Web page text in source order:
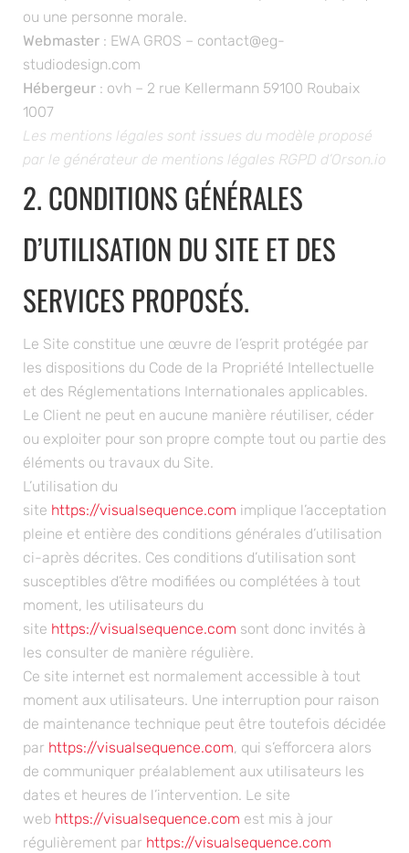
ou une personne morale.
Webmaster : EWA GROS – contact@eg-
studiodesign.com
Hébergeur : ovh – 2 rue Kellermann 59100 Roubaix
1007
Les mentions légales sont issues du modèle proposé
par le générateur de mentions légales RGPD d’Orson.io
2. CONDITIONS GÉNÉRALES
D’UTILISATION DU SITE ET DES
SERVICES PROPOSÉS.
Le Site constitue une œuvre de l’esprit protégée par
les dispositions du Code de la Propriété Intellectuelle
et des Réglementations Internationales applicables.
Le Client ne peut en aucune manière réutiliser, céder
ou exploiter pour son propre compte tout ou partie des
éléments ou travaux du Site.
L’utilisation du
site https://visualsequence.com implique l’acceptation
pleine et entière des conditions générales d’utilisation
ci-après décrites. Ces conditions d’utilisation sont
susceptibles d’être modifiées ou complétées à tout
moment, les utilisateurs du
site https://visualsequence.com sont donc invités à
les consulter de manière régulière.
Ce site internet est normalement accessible à tout
moment aux utilisateurs. Une interruption pour raison
de maintenance technique peut être toutefois décidée
par https://visualsequence.com , qui s’efforcera alors
de communiquer préalablement aux utilisateurs les
dates et heures de l’intervention. Le site
web https://visualsequence.com est mis à jour
régulièrement par https://visualsequence.com